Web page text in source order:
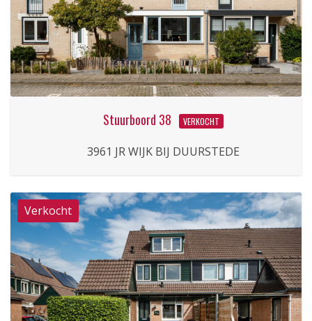
Stuurboord 38 VERKOCHT
3961 JR WIJK BIJ DUURSTEDE